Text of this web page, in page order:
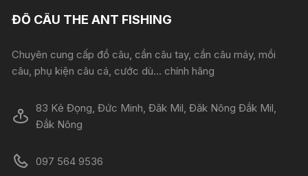
ĐỒ CÂU THE ANT FISHING
Chuyên cung cấp đồ câu, cần câu tay, cần câu máy, mồi
câu, phụ kiện câu cá, cước dù... chính hãng
83 Kẻ Đọng, Đức Minh, Đăk Mil, Đăk Nông Đắk Mil,
Đắk Nông
097 564 9536